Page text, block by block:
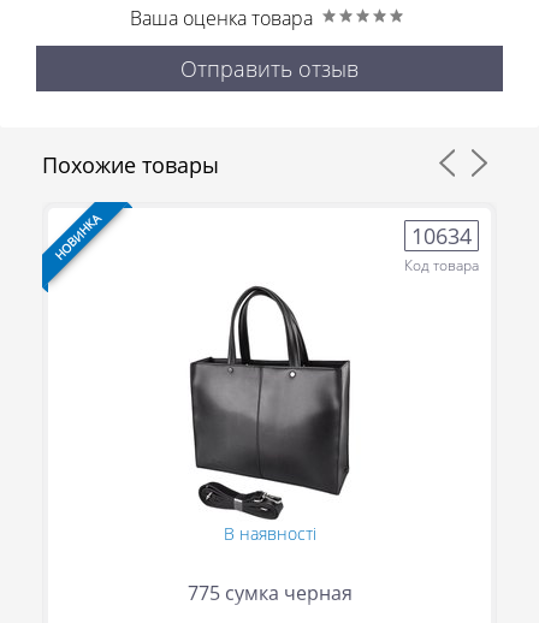
Ваша оценка товара
Отправить отзыв
Похожие товары
НОВИНКА 10634
Код товара
В наявності
775 сумка черная